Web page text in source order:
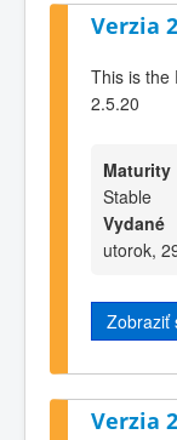
Verzia
This is the
2.5.20
Maturity
Stable
Vydané
utorok,
Zobraziť
Verzia